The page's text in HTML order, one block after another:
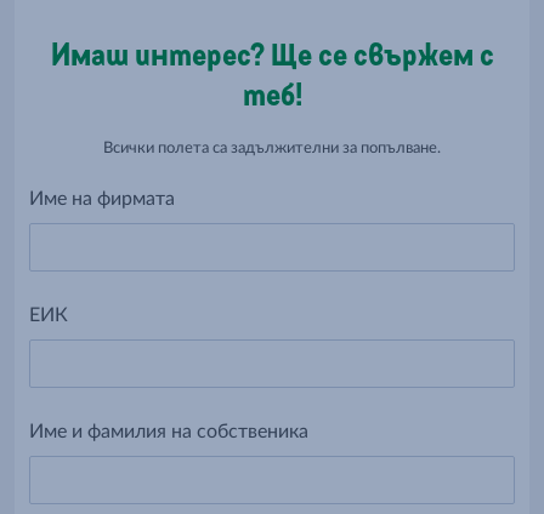
Имаш интерес? Ще се свържем с
теб!
Всички полета са задължителни за попълване.
Име на фирмата
ЕИК
Име и фамилия на собственика